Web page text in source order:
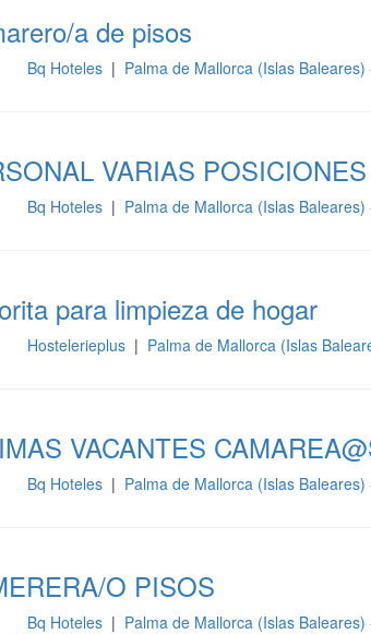
a de pisos
Bq Hoteles | Palma de Mallorca (Islas Baleares)
VARIAS
Bq Hoteles | Palma de Mallorca (Islas Baleares)
para limpieza de hogar
Hostelerieplus | Palma de Mallorca (Islas
VACANTES
Bq Hoteles | Palma de Mallorca (Islas Baleares)
O PISOS
Bq Hoteles | Palma de Mallorca (Islas Baleares)